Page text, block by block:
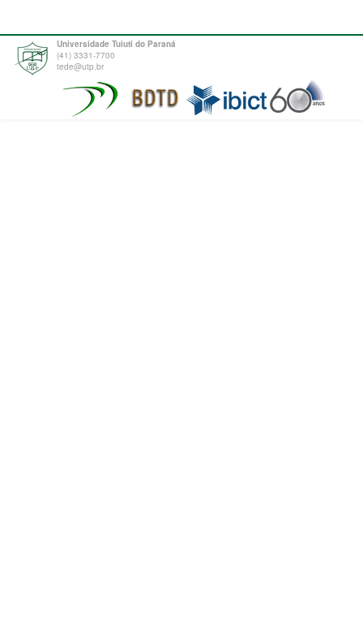
Universidade Tuiuti do Paraná
(41) 3331-7700
tede@utp.br